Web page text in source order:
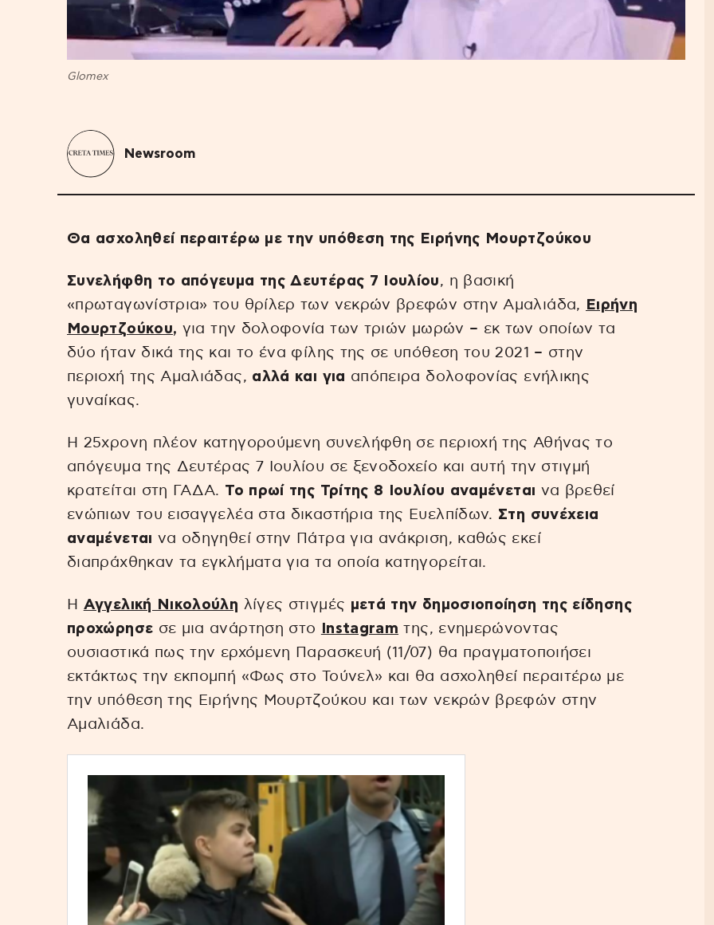
Glomex
Newsroom
Θα ασχοληθεί περαιτέρω με την υπόθεση της Ειρήνης Μουρτζούκου
Συνελήφθη το απόγευμα της Δευτέρας 7 Ιουλίου, η βασική
«πρωταγωνίστρια» του θρίλερ των νεκρών βρεφών στην Αμαλιάδα,
Ειρήνη
Μουρτζούκου, για την δολοφονία των τριών μωρών – εκ των οποίων τα
δύο ήταν δικά της και το ένα φίλης της σε υπόθεση του 2021 – στην
περιοχή της Αμαλιάδας, αλλά και για απόπειρα δολοφονίας ενήλικης
γυναίκας.
Η 25χρονη πλέον κατηγορούμενη συνελήφθη σε περιοχή της Αθήνας το
απόγευμα της Δευτέρας 7 Ιουλίου σε ξενοδοχείο και αυτή την στιγμή
κρατείται στη ΓΑΔΑ. Το πρωί της Τρίτης 8 Ιουλίου αναμένεται να βρεθεί
ενώπιων του εισαγγελέα στα δικαστήρια της Ευελπίδων. Στη συνέχεια
αναμένεται να οδηγηθεί στην Πάτρα για ανάκριση, καθώς εκεί
διαπράχθηκαν τα εγκλήματα για τα οποία κατηγορείται.
Η Αγγελική Νικολούλη λίγες στιγμές μετά την δημοσιοποίηση της είδησης
προχώρησε σε μια ανάρτηση στο Instagram της, ενημερώνοντας
ουσιαστικά πως την ερχόμενη Παρασκευή (11/07) θα πραγματοποιήσει
εκτάκτως την εκπομπή «Φως στο Τούνελ» και θα ασχοληθεί περαιτέρω με
την υπόθεση της Ειρήνης Μουρτζούκου και των νεκρών βρεφών στην
Αμαλιάδα.